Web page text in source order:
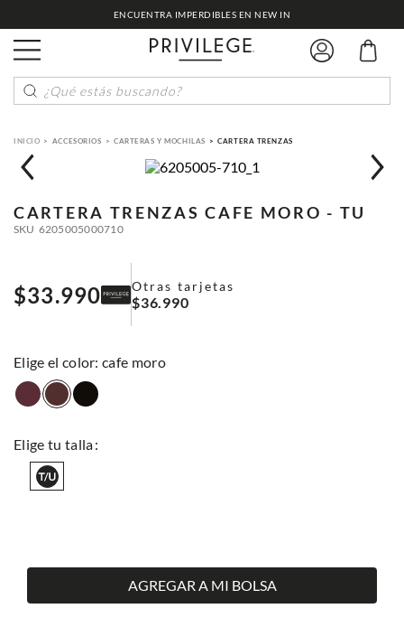
ENCUENTRA IMPERDIBLES EN NEW IN
¿Qué estás buscando?
ACCESORIOS CARTERAS Y MOCHILAS CARTERA TRENZAS
CARTERA TRENZAS CAFE MORO - TU
SKU 6205005000710
$33.990 Otras tarjetas
$36.990
: cafe moro
AGREGAR A MI BOLSA